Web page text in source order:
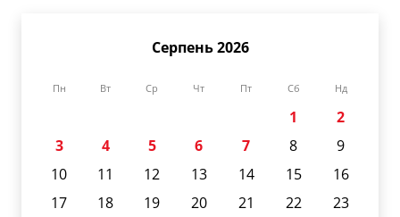
Серпень 2026
Пн Вт Ср Чт Пт Сб Нд
1
2
3
4 5 6 7 8
9
10
11 12 13 14 15
16
17
18 19 20 21 22
23